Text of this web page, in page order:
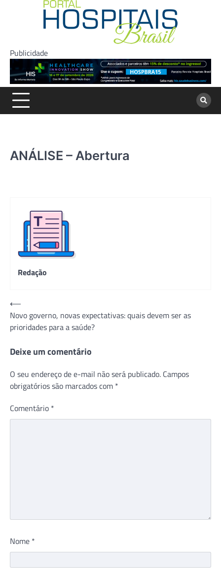
Publicidade
ANÁLISE – Abertura
Redação
Navegação
de
Post
⟵
Novo governo, novas expectativas: quais devem ser as
prioridades para a saúde?
Deixe um comentário
O seu endereço de e-mail não será publicado. Campos
obrigatórios são marcados com *
Comentário *
Nome *